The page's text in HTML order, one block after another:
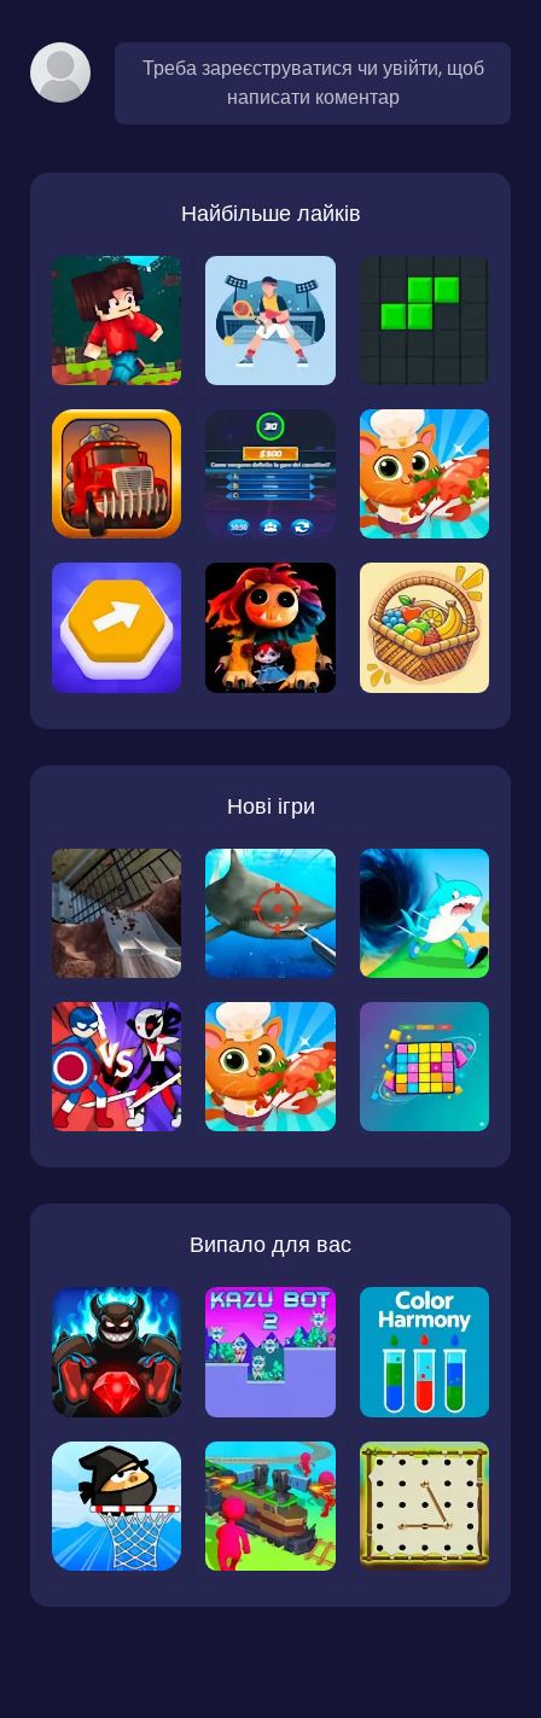
Треба зареєструватися чи увійти, щоб
написати коментар
Найбільше лайків
Нові ігри
Випало для вас